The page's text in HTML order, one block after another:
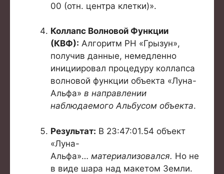
00 (отн. центра клетки)».
Коллапс Волновой Функции
(КВФ): Алгоритм РН «Грызун»,
получив данные, немедленно
инициировал процедуру коллапса
волновой функции объекта «Луна-
Альфа» в направлении
наблюдаемого Альбусом объекта.
Результат: В 23:47:01.54 объект
«Луна-
Альфа»… материализовался. Но не
в виде шара над макетом Земли.